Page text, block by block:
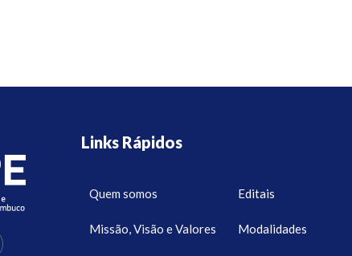
Links Rápidos
Quem somos
Missão, Visão e Valores
Editais
Modalidades